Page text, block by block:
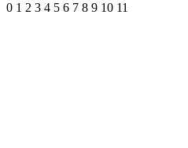
0 1 2 3 4 5 6 7 8 9 10 11